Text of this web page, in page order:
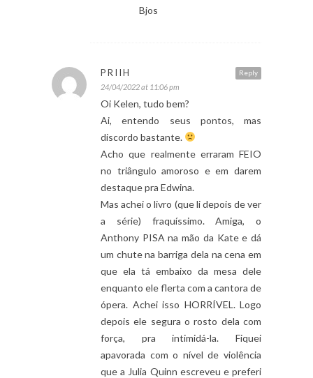
Bjos
Reply
PRIIH
24/04/2022 at 11:06 pm
Oi Kelen, tudo bem?
Ai, entendo seus pontos, mas
discordo bastante.
Acho que realmente erraram FEIO
no triângulo amoroso e em darem
destaque pra Edwina.
Mas achei o livro (que li depois de ver
a série) fraquíssimo. Amiga, o
Anthony PISA na mão da Kate e dá
um chute na barriga dela na cena em
que ela tá embaixo da mesa dele
enquanto ele flerta com a cantora de
ópera. Achei isso HORRÍVEL. Logo
depois ele segura o rosto dela com
força, pra intimidá-la. Fiquei
apavorada com o nível de violência
que a Julia Quinn escreveu e preferi